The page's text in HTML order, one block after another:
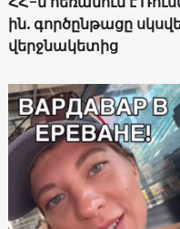
ին. գործընթացը
վերջնակետից